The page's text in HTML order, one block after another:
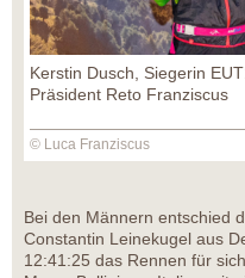
Kerstin Dusch, Siegerin
Präsident Reto Franziscus
© Luca Franziscus
Bei den Männern entschied
Constantin Leinekugel aus
12:41:25 das Rennen für